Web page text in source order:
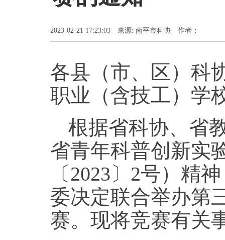
2023-02-21 17:23:03 来源: 南平市科协 作者：
各县（市、区）科
职业（含技工）学
根据省科协、省
省青年科普创新实
〔2023〕2号）精
委决定联合举办第
赛。现将竞赛有关